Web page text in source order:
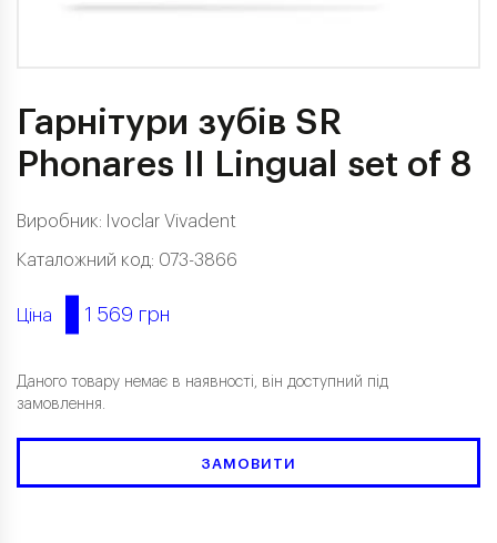
Гарнітури зубів SR
Phonares II Lingual set of 8
Виробник: Ivoclar Vivadent
Каталожний код: 073-3866
Ціна 1 569 грн
Даного товару немає в наявності, він доступний під
замовлення.
ЗАМОВИТИ